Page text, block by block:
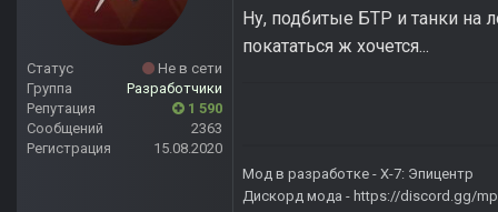
Статус
Не в сети
Группа
Разработчики
Репутация
1 590
Сообщений
2363
Регистрация
15.08.2020
Ну, подбитые БТР и танки на
покататься ж хочется...
Мод в разработке - X-7: Эпицентр
Дискорд мода - https://discord.gg/